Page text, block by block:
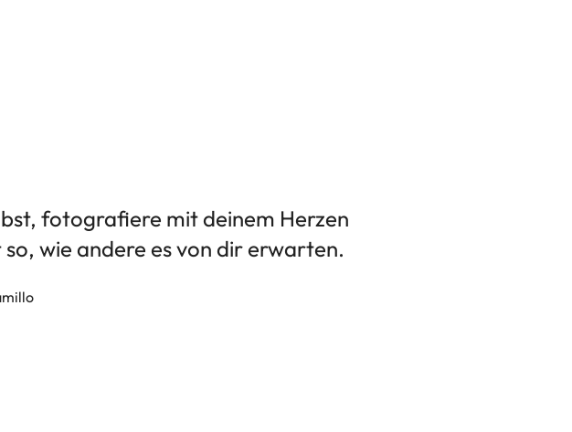
fotografiere mit deinem Herzen
so, wie andere es von dir erwarten.